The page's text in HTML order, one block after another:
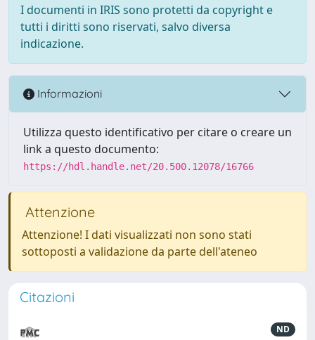
I documenti in IRIS sono protetti da copyright e
tutti i diritti sono riservati, salvo diversa
indicazione.
Informazioni
Utilizza questo identificativo per citare o creare un
link a questo documento:
https://hdl.handle.net/20.500.12078/16766
Attenzione
Attenzione! I dati visualizzati non sono stati
sottoposti a validazione da parte dell'ateneo
Citazioni
ND